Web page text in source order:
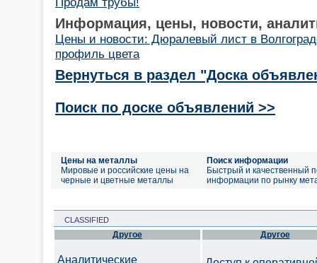
Информация, цены, новости,
Цены и новости: Дюралевый лист в
профиль цвета
Вернуться в раздел "Доска
Поиск по доске объявлений >>
Цены на металлы
Мировые и российские цены на
черные и цветные металлы
Поиск информации
Быстрый и качественный
информации по рынку
CLASSIFIED
Другое
Аналитические
Другое